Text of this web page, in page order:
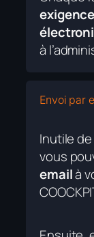
à
Envoi par
Inutile
vous
emailà